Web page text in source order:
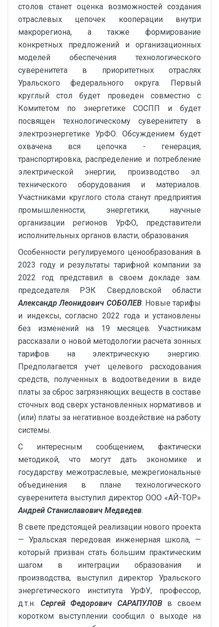
столов станет оценка возможностей создания
отраслевых цепочек кооперации внутри
макрорегиона, а также формирование
конкретных предложений и организационных
моделей обеспечения технологического
суверенитета в приоритетных отраслях
Уральского федерального округа. Первый
круглый стол будет проведен совместно с
Комитетом по энергетике СОСПП и будет
посвящен технологическому суверенитету в
электроэнергетике УрФО. Обсуждением будет
охвачена вся цепочка - генерация,
транспортировка, распределение и потребление
электрической энергии, производство эл.
технического оборудования и материалов.
Участниками круглого стола станут предприятия
промышленности, энергетики, научные
организации регионов УрФО, представители
исполнительных органов власти, образования.
Особенности регулируемого ценообразования в
2023 году и результаты тарифной компании за
2022 год представил в своем докладе зам.
председателя РЭК Свердловской области
Александр Леонидович СОБОЛЕВ. Новые тарифы
и индексы, согласно 2022 года и установлены
без изменений на 19 месяцев. Участникам
рассказали о новой методологии расчета зонных
тарифов на электрическую энергию.
Предполагается учет целевого расходования
средств, полученных в водоотведении в виде
платы за сброс загрязняющих веществ в составе
сточных вод сверх установленных нормативов и
(или) платы за негативное воздействие на работу
системы.
С интересным сообщением, фактически
методикой, что могут дать экономике и
государству межотраслевые, межрегиональные
объединения в плане технологического
суверенитета выступил директор ООО «АЙ-ТОР»
Андрей Станиславович Медведев.
В свете предстоящей реализации нового проекта
— Уральская передовая инженерная школа, —
который призван стать большим практическим
шагом в интеграции образования и
производства, выступил директор Уральского
энергетического института УрФУ, профессор,
д.т.н. Сергей Федорович САРАПУЛОВв своем
коротком выступлении сообщил о выходе на